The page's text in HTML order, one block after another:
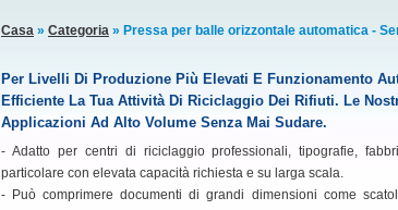
Casa » Categoria » Pressa per balle orizzontale automatica -
Per Livelli Di Produzione Più Elevati E Funzionamento
Efficiente La Tua Attività Di Riciclaggio Dei Rifiuti. Le
Applicazioni Ad Alto Volume Senza Mai Sudare.
- Adatto per centri di riciclaggio professionali, tipografie,
particolare con elevata capacità richiesta e su larga scala.
- Può comprimere documenti di grandi dimensioni come